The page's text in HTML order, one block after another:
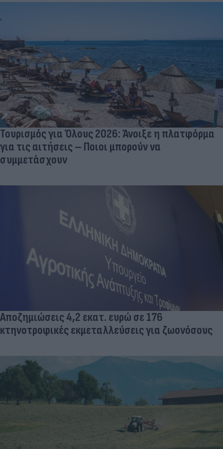
Τουρισμός για Όλους 2026: Άνοιξε η πλατφόρμα
για τις αιτήσεις – Ποιοι μπορούν να
συμμετάσχουν
Αποζημιώσεις 4,2 εκατ. ευρώ σε 176
κτηνοτροφικές εκμεταλλεύσεις για ζωονόσους